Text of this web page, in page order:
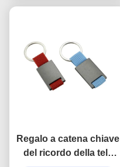
Regalo a catena chiave
del ricordo della tela